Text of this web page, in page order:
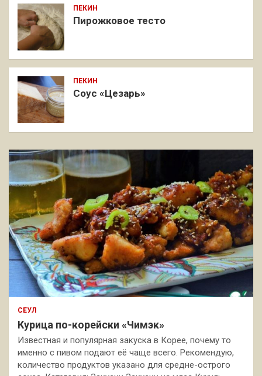
ПЕКИН
Пирожковое тесто
ПЕКИН
Соус «Цезарь»
СЕУЛ
Курица по-корейски «Чимэк»
Известная и популярная закуска в Корее, почему то
именно с пивом подают её чаще всего. Рекомендую,
количество продуктов указано для средне-острого